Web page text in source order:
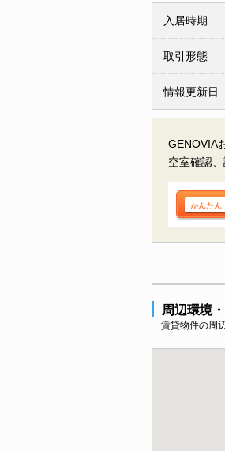
入居時期
取引形態
情報更新日
GENOVIA
空室確認
かんたん
周辺環境
賃貸物件の周